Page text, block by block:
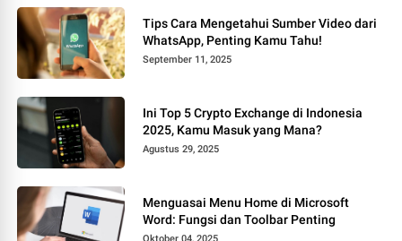
Tips Cara Mengetahui Sumber Video dari
WhatsApp, Penting Kamu Tahu!
September 11, 2025
Ini Top 5 Crypto Exchange di Indonesia
2025, Kamu Masuk yang Mana?
Agustus 29, 2025
Menguasai Menu Home di Microsoft
Word: Fungsi dan Toolbar Penting